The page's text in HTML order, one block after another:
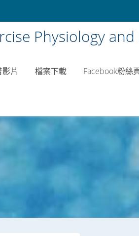
Physiology and
片 檔案下載 Facebook粉絲